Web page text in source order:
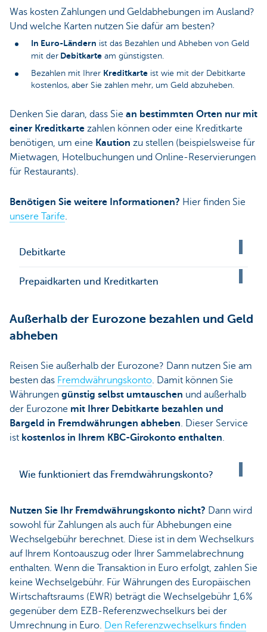
Was kosten Zahlungen und Geldabhebungen im Ausland?
Und welche Karten nutzen Sie dafür am besten?
In Euro-Ländern ist das Bezahlen und Abheben von Geld
mit der Debitkarte am günstigsten.
Bezahlen mit Ihrer Kreditkarte ist wie mit der Debitkarte
kostenlos, aber Sie zahlen mehr, um Geld abzuheben.
Denken Sie daran, dass Sie an bestimmten Orten nur mit
einer Kreditkarte zahlen können oder eine Kreditkarte
benötigen, um eine Kaution zu stellen (beispielsweise für
Mietwagen, Hotelbuchungen und Online-Reservierungen
für Restaurants).
Benötigen Sie weitere Informationen? Hier finden Sie
unsere Tarife.
Debitkarte
Prepaidkarten und Kreditkarten
Außerhalb der Eurozone bezahlen und Geld
abheben
Reisen Sie außerhalb der Eurozone? Dann nutzen Sie am
besten das Fremdwährungskonto. Damit können Sie
Währungen günstig selbst umtauschen und außerhalb
der Eurozone mit Ihrer Debitkarte bezahlen und
Bargeld in Fremdwährungen abheben. Dieser Service
ist kostenlos in Ihrem KBC-Girokonto enthalten.
Wie funktioniert das Fremdwährungskonto?
Nutzen Sie Ihr Fremdwährungskonto nicht? Dann wird
sowohl für Zahlungen als auch für Abhebungen eine
Wechselgebühr berechnet. Diese ist in dem Wechselkurs
auf Ihrem Kontoauszug oder Ihrer Sammelabrechnung
enthalten. Wenn die Transaktion in Euro erfolgt, zahlen Sie
keine Wechselgebühr. Für Währungen des Europäischen
Wirtschaftsraums (EWR) beträgt die Wechselgebühr 1,6%
gegenüber dem EZB-Referenzwechselkurs bei der
Umrechnung in Euro. Den Referenzwechselkurs finden